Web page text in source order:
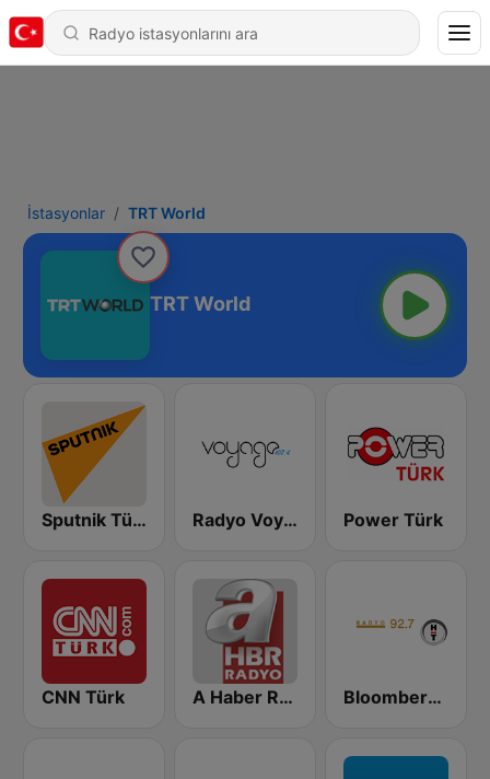
İstasyonlar TRT World
TRT World
Sputnik Türkiye (Sputnik International Turkish) Radyo Voyage 107.4 FM Power Türk
CNN Türk A Haber Radyo Bloomberg HT Radyo